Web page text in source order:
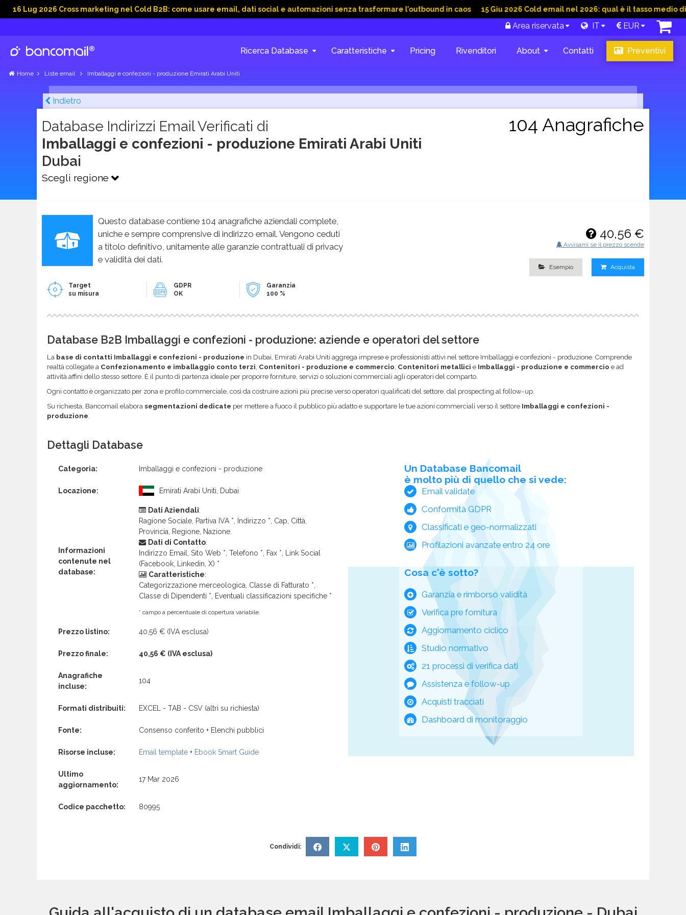
2026 Cross marketing nel Cold B2B: come usare email, dati social e automazioni senza trasformare l’outbound in caos 15 Giu 2026 Cold email nel 2026: qual è il tasso medio di
Area riservata IT EUR
Ricerca Database Caratteristiche Pricing Rivenditori About Contatti Preventivi
Home Liste email Imballaggi e confezioni - produzione Emirati Arabi Uniti
Indietro
Database Indirizzi Email Verificati di
Imballaggi e confezioni - produzione Emirati Arabi Uniti
Dubai
Scegli regione
104 Anagrafiche
Questo database contiene 104 anagrafiche aziendali complete,
uniche e sempre comprensive di indirizzo email. Vengono ceduti
a titolo definitivo, unitamente alle garanzie contrattuali di privacy
e validità dei dati.
Target
su misura
GDPR
OK
Garanzia
100 %
40,56 €
Avvisami se il prezzo scende
Esempio Acquista
Database B2B Imballaggi e confezioni - produzione: aziende e operatori del settore
La base di contatti Imballaggi e confezioni - produzione in Dubai, Emirati Arabi Uniti aggrega imprese e professionisti attivi nel settore Imballaggi e confezioni - produzione. Comprende
realtà collegate a Confezionamento e imballaggio conto terzi Contenitori - produzione e commercio Contenitori metallici e Imballaggi - produzione e commercio e ad
attività affini dello stesso settore. È il punto di partenza ideale per proporre forniture, servizi o soluzioni commerciali agli operatori del comparto.
Ogni contatto è organizzato per zona e profilo commerciale, così da costruire azioni più precise verso operatori qualificati del settore, dal prospecting al follow-up.
Su richiesta, Bancomail elabora segmentazioni dedicate per mettere a fuoco il pubblico più adatto e supportare le tue azioni commerciali verso il settore Imballaggi e confezioni -
produzione
Dettagli Database
Categoria: Imballaggi e confezioni - produzione
Locazione: Emirati Arabi Uniti, Dubai
Informazioni
contenute nel
database:
Dati Aziendali:
Ragione Sociale, Partiva IVA *, Indirizzo *, Cap, Città,
Provincia, Regione, Nazione.
Dati di Contatto:
Indirizzo Email, Sito Web *, Telefono *, Fax *, Link Social
(Facebook, Linkedin, X) *
Caratteristiche:
Categorizzazione merceologica, Classe di Fatturato *,
Classe di Dipendenti *, Eventuali classificazioni specifiche *
* campo a percentuale di copertura variabile.
Prezzo listino: 40,56 € (IVA esclusa)
Prezzo finale: 40,56 € (IVA esclusa)
Anagrafiche
incluse:
104
Formati distribuiti: EXCEL - TAB - CSV (altri su richiesta)
Fonte: Consenso conferito + Elenchi pubblici
Risorse incluse: Email template + Ebook Smart Guide
Ultimo
aggiornamento:
17 Mar 2026
Codice pacchetto: 80995
Un Database Bancomail
è molto più di quello che si vede:
Email validate
Conformità GDPR
Classificati e geo-normalizzati
Profilazioni avanzate entro 24 ore
Cosa c'è sotto?
Garanzia e rimborso validità
Verifica pre fornitura
Aggiornamento ciclico
Studio normativo
21 processi di verifica dati
Assistenza e follow-up
Acquisti tracciati
Dashboard di monitoraggio
Condividi: